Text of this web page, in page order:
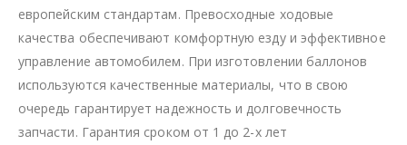
европейским стандартам. Превосходные ходовые
качества обеспечивают комфортную езду и эффективное
управление автомобилем. При изготовлении баллонов
используются качественные материалы, что в свою
очередь гарантирует надежность и долговечность
запчасти. Гарантия сроком от 1 до 2-х лет